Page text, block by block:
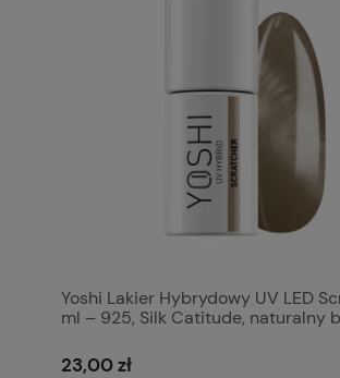
Yoshi Lakier Hybrydowy UV LED
ml – 925, Silk Catitude, naturalny
23,00 zł